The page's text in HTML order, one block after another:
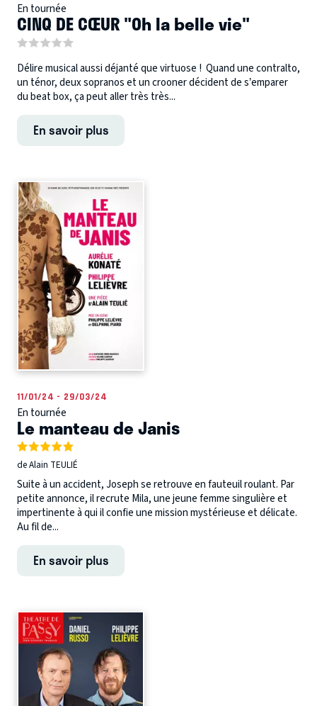
En tournée
CINQ DE CŒUR "Oh la belle vie"
Délire musical aussi déjanté que virtuose ! Quand une contralto,
un ténor, deux sopranos et un crooner décident de s’emparer
du beat box, ça peut aller très très...
En savoir plus
11/01/24 - 29/03/24
En tournée
Le manteau de Janis
de Alain TEULIÉ
Suite à un accident, Joseph se retrouve en fauteuil roulant. Par
petite annonce, il recrute Mila, une jeune femme singulière et
impertinente à qui il confie une mission mystérieuse et délicate.
Au fil de...
En savoir plus